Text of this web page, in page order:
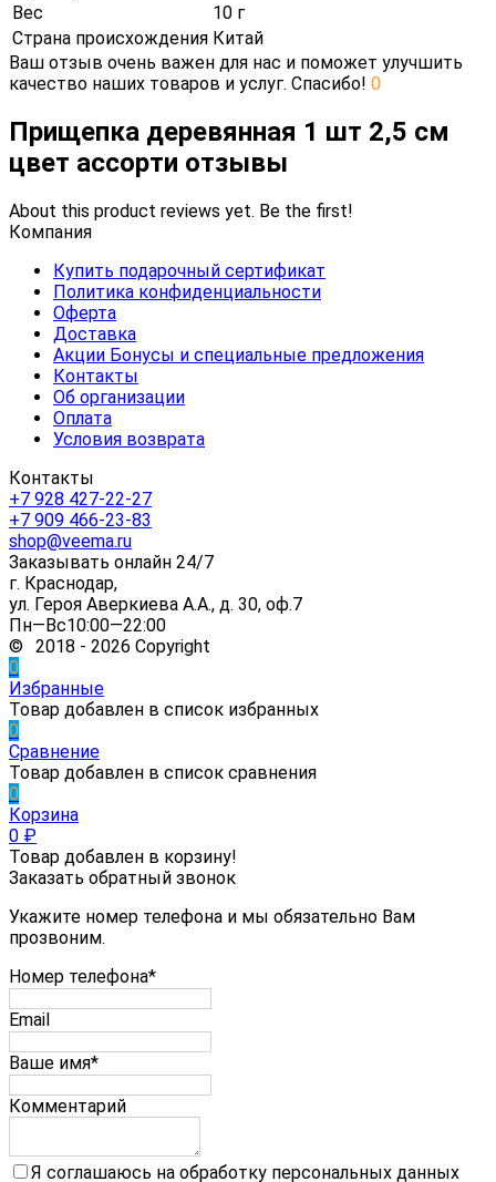
Вес
10 г
Страна происхождения Китай
Ваш отзыв очень важен для нас и поможет улучшить
качество наших товаров и услуг. Спасибо! 0
Прищепка деревянная 1 шт 2,5 см
цвет ассорти отзывы
About this product reviews yet. Be the first!
Компания
Купить подарочный сертификат
Политика конфиденциальности
Оферта
Доставка
Акции Бонусы и специальные предложения
Контакты
Об организации
Оплата
Условия возврата
Контакты
+7 928 427-22-27
+7 909 466-23-83
shop@veema.ru
Заказывать онлайн 24/7
г. Краснодар,
ул. Героя Аверкиева А.А., д. 30, оф.7
Пн—Вс10:00—22:00
© 2018 - 2026 Copyright
0
Избранные
Товар добавлен в список избранных
0
Сравнение
Товар добавлен в список сравнения
0
Корзина
0 ₽
Товар добавлен в корзину!
Заказать обратный звонок
Укажите номер телефона и мы обязательно Вам
прозвоним.
Номер телефона*
Email
Ваше имя*
Комментарий
Я соглашаюсь на обработку персональных данных